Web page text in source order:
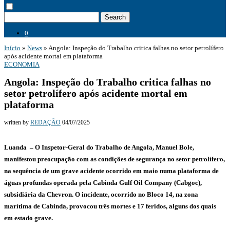
Search
0
Início » News » Angola: Inspeção do Trabalho critica falhas no setor petrolífero
após acidente mortal em plataforma
ECONOMIA
Angola: Inspeção do Trabalho critica falhas no
setor petrolífero após acidente mortal em
plataforma
written by REDAÇÃO 04/07/2025
Luanda – O Inspetor-Geral do Trabalho de Angola, Manuel Bole,
manifestou preocupação com as condições de segurança no setor petrolífero,
na sequência de um grave acidente ocorrido em maio numa plataforma de
águas profundas operada pela Cabinda Gulf Oil Company (Cabgoc),
subsidiária da Chevron. O incidente, ocorrido no Bloco 14, na zona
marítima de Cabinda, provocou três mortes e 17 feridos, alguns dos quais
em estado grave.